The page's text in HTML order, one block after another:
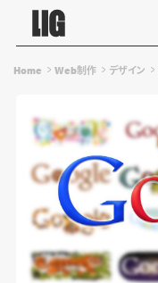
Home Web制作 デザイン